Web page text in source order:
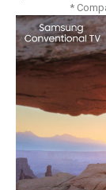
*